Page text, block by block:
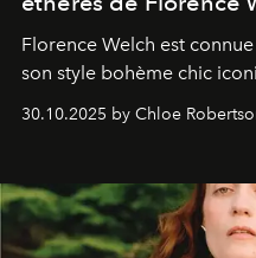
Florence Welch est
son style bohème chic
30.10.2025 by Chloe